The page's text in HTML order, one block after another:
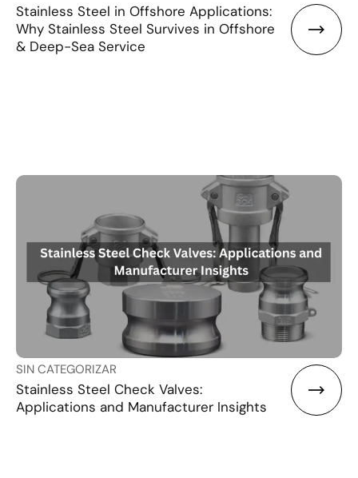
Stainless Steel in Offshore Applications:
Why Stainless Steel Survives in Offshore
& Deep-Sea Service
SIN CATEGORIZAR
Stainless Steel Check Valves:
Applications and Manufacturer Insights